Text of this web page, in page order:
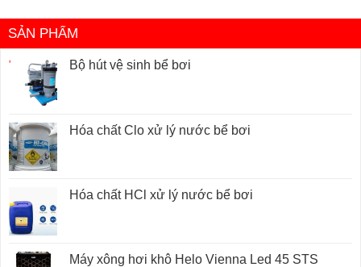
SẢN PHẨM
Bộ hút vệ sinh bể bơi
Hóa chất Clo xử lý nước bể bơi
Hóa chất HCl xử lý nước bể bơi
Máy xông hơi khô Helo Vienna Led 45 STS